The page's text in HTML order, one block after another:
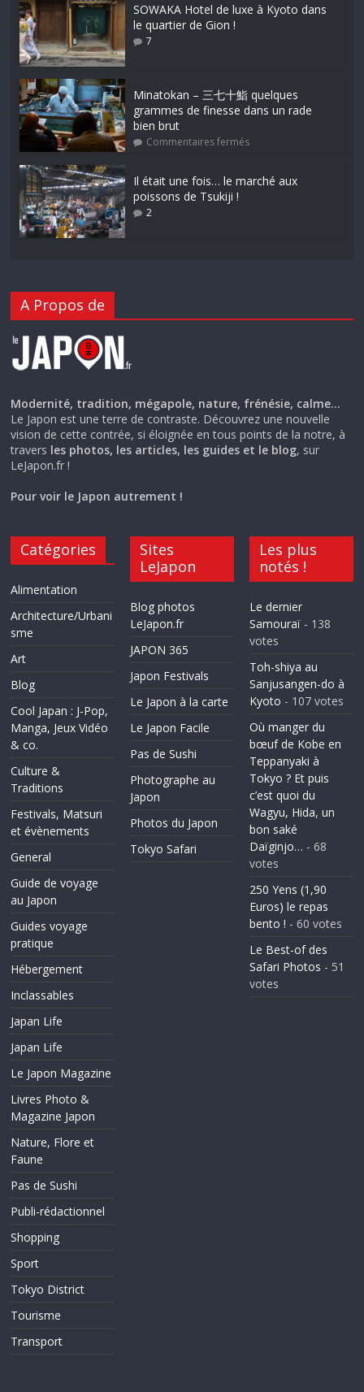
SOWAKA Hotel de luxe à Kyoto dans
le quartier de Gion !
7
Minatokan – 三七十鮨 quelques
grammes de finesse dans un rade
bien brut
Commentaires fermés
Il était une fois… le marché aux
poissons de Tsukiji !
2
A Propos de
Modernité, tradition, mégapole, nature, frénésie, calme…
Le Japon est une terre de contraste. Découvrez une nouvelle
vision de cette contrée, si éloignée en tous points de la notre, à
travers les photos, les articles, les guides et le blog, sur
LeJapon.fr !
Pour voir le Japon autrement !
Catégories
Alimentation
Architecture/Urbani
sme
Art
Blog
Cool Japan : J-Pop,
Manga, Jeux Vidéo
& co.
Culture &
Traditions
Festivals, Matsuri
et évènements
General
Guide de voyage
au Japon
Guides voyage
pratique
Hébergement
Inclassables
Japan Life
Japan Life
Le Japon Magazine
Livres Photo &
Magazine Japon
Nature, Flore et
Faune
Pas de Sushi
Publi-rédactionnel
Shopping
Sport
Tokyo District
Tourisme
Transport
Sites
LeJapon
Blog photos
LeJapon.fr
JAPON 365
Japon Festivals
Le Japon à la carte
Le Japon Facile
Pas de Sushi
Photographe au
Japon
Photos du Japon
Tokyo Safari
Les plus
notés !
Le dernier
Samouraï- 138
votes
Toh-shiya au
Sanjusangen-do à
Kyoto - 107 votes
Où manger du
bœuf de Kobe en
Teppanyaki à
Tokyo ? Et puis
c’est quoi du
Wagyu, Hida, un
bon saké
Daïginjo… - 68
votes
250 Yens (1,90
Euros) le repas
bento ! - 60 votes
Le Best-of des
Safari Photos - 51
votes